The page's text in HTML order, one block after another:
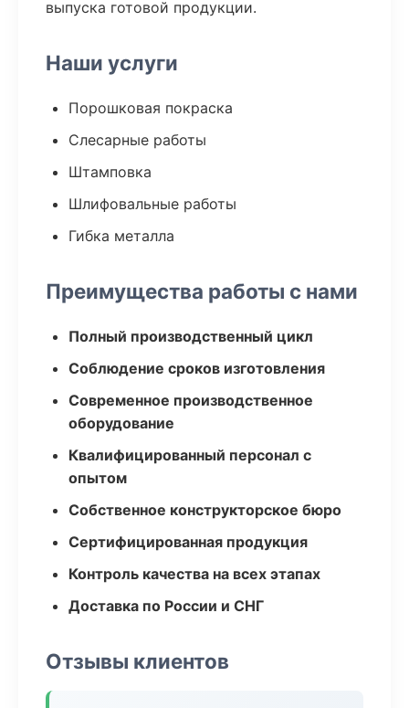
выпуска готовой продукции.
Наши услуги
Порошковая покраска
Слесарные работы
Штамповка
Шлифовальные работы
Гибка металла
Преимущества работы с нами
Полный производственный цикл
Соблюдение сроков изготовления
Современное производственное
оборудование
Квалифицированный персонал с
опытом
Собственное конструкторское бюро
Сертифицированная продукция
Контроль качества на всех этапах
Доставка по России и СНГ
Отзывы клиентов